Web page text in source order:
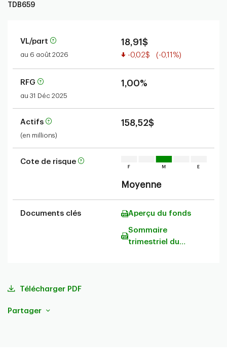
TDB659
VL/part
au 6 août 2026
18,91$
Valeur réduite
-0,02$ (-0,11%)
RFG
au 31 Déc 2025
1,00%
Actifs
(en millions)
158,52$
Cote de risque
Moyenne
Documents clés Aperçu du fonds
Sommaire
trimestriel du
Télécharger PDF
Partager